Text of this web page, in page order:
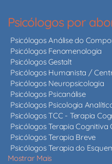
Psicólogos por
Psicólogos Análise do
Psicólogos Fenomenologia
Psicólogos Gestalt
Psicólogos Humanista /
Psicólogos Neuropsicologia
Psicólogos Psicanálise
Psicólogos Psicologia
Psicólogos TCC - Terapia
Psicólogos Terapia
Psicólogos Terapia Breve
Psicólogos Terapia do
Mostrar Mais